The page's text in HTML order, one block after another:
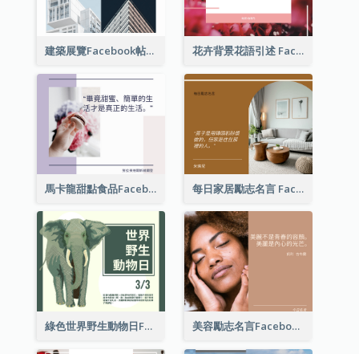
建築展覽Facebook帖子 花卉背景花語引述 Facebook 帖子
馬卡龍甜點食品Facebook帖子 每日家居勵志名言 Facebook 帖子
綠色世界野生動物日Facebook帖子 美容勵志名言Facebook帖子